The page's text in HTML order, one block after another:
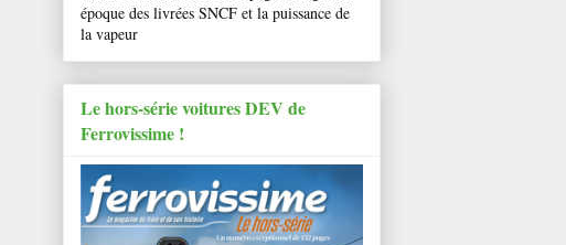
époque des livrées SNCF et la puissance de
la vapeur
Le hors-série voitures DEV de
Ferrovissime !